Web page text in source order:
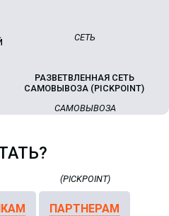
РАЗВЕТВЛЕННАЯ СЕТЬ
САМОВЫВОЗА (PICKPOINT)
ПАРТНЕРАМ